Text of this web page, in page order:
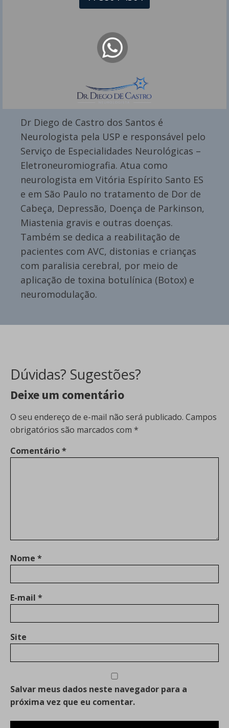
Dr Diego de Castro dos Santos é
Neurologista pela USP e responsável pelo
Serviço de Especialidades Neurológicas –
Eletroneuromiografia. Atua como
neurologista em Vitória Espírito Santo ES
e em São Paulo no tratamento de Dor de
Cabeça, Depressão, Doença de Parkinson,
Miastenia gravis e outras doenças.
Também se dedica a reabilitação de
pacientes com AVC, distonias e crianças
com paralisia cerebral, por meio de
aplicação de toxina botulínica (Botox) e
neuromodulação.
Dúvidas? Sugestões?
Deixe um comentário
O seu endereço de e-mail não será publicado. Campos
obrigatórios são marcados com *
Comentário*
Nome *
E-mail *
Site
Salvar meus dados neste navegador para a
próxima vez que eu comentar.